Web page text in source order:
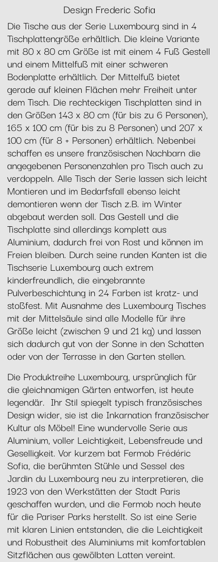
Design Frederic Sofia
Die Tische aus der Serie Luxembourg sind in 4
Tischplattengröße erhältlich. Die kleine Variante
mit 80 x 80 cm Größe ist mit einem 4 Fuß Gestell
und einem Mittelfuß mit einer schweren
Bodenplatte erhältlich. Der Mittelfuß bietet
gerade auf kleinen Flächen mehr Freiheit unter
dem Tisch. Die rechteckigen Tischplatten sind in
den Größen 143 x 80 cm (für bis zu 6 Personen),
165 x 100 cm (für bis zu 8 Personen) und 207 x
100 cm (für 8 + Personen) erhältlich. Nebenbei
schaffen es unsere französischen Nachbarn die
angegebenen Personenzahlen pro Tisch auch zu
verdoppeln. Alle Tisch der Serie lassen sich leicht
Montieren und im Bedarfsfall ebenso leicht
demontieren wenn der Tisch z.B. im Winter
abgebaut werden soll. Das Gestell und die
Tischplatte sind allerdings komplett aus
Aluminium, dadurch frei von Rost und können im
Freien bleiben. Durch seine runden Kanten ist die
Tischserie Luxembourg auch extrem
kinderfreundlich, die eingebrannte
Pulverbeschichtung in 24 Farben ist kratz- und
stoßfest. Mit Ausnahme des Luxembourg Tisches
mit der Mittelsäule sind alle Modelle für ihre
Größe leicht (zwischen 9 und 21 kg) und lassen
sich dadurch gut von der Sonne in den Schatten
oder von der Terrasse in den Garten stellen.
Die Produktreihe Luxembourg, ursprünglich für
die gleichnamigen Gärten entworfen, ist heute
legendär. Ihr Stil spiegelt typisch französisches
Design wider, sie ist die Inkarnation französischer
Kultur als Möbel! Eine wundervolle Serie aus
Aluminium, voller Leichtigkeit, Lebensfreude und
Geselligkeit. Vor kurzem bat Fermob Frédéric
Sofia, die berühmten Stühle und Sessel des
Jardin du Luxembourg neu zu interpretieren, die
1923 von den Werkstätten der Stadt Paris
geschaffen wurden, und die Fermob noch heute
für die Pariser Parks herstellt. So ist eine Serie
mit klaren Linien entstanden, die die Leichtigkeit
und Robustheit des Aluminiums mit komfortablen
Sitzflächen aus gewölbten Latten vereint.